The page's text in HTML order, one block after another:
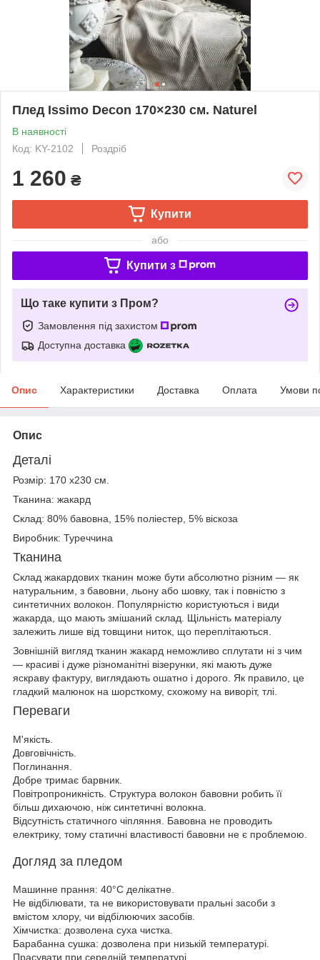
Плед Issimo Decon 170×230 см. Naturel
В наявності
Код: KY-2102
Роздріб
1 260 ₴
Купити
або
Купити з
Що таке купити з Пром?
Замовлення під захистом
Доступна доставка
Опис Характеристики Доставка Оплата Умови
Опис
Деталі
Розмір: 170 х230 см.
Тканина: жакард
Склад: 80% бавовна, 15% поліестер, 5% віскоза
Виробник: Туреччина
Тканина
Склад жакардових тканин може бути абсолютно різним — як
натуральним, з бавовни, льону або шовку, так і повністю з
синтетичних волокон. Популярністю користуються і види
жакарда, що мають змішаний склад. Щільність матеріалу
залежить лише від товщини ниток, що переплітаються.
Зовнішній вигляд тканин жакард неможливо сплутати ні з чим
— красиві і дуже різноманітні візерунки, які мають дуже
яскраву фактуру, виглядають ошатно і дорого. Як правило, це
гладкий малюнок на шорсткому, схожому на виворіт, тлі.
Переваги
М'якість.
Довговічність.
Поглинання.
Добре тримає барвник.
Повітропроникність. Структура волокон бавовни робить її
більш дихаючою, ніж синтетичні волокна.
Відсутність статичного чіпляння. Бавовна не проводить
електрику, тому статичні властивості бавовни не є проблемою.
Догляд за пледом
Машинне прання: 40°C делікатне.
Не відбілювати, та не використовувати пральні засоби з
вмістом хлору, чи відбілюючих засобів.
Хімчистка: дозволена суха чистка.
Барабанна сушка: дозволена при низькій температурі.
Прасувати при середній температурі.